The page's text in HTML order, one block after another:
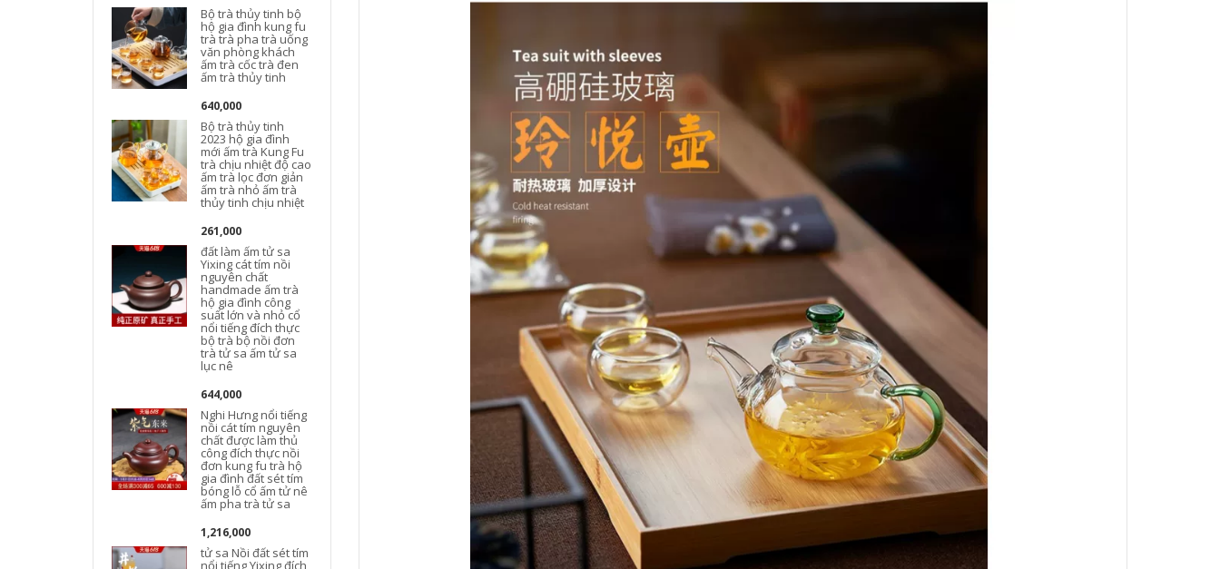
Bộ trà thủy tinh bộ
hộ gia đình kung fu
trà trà pha trà uống
văn phòng khách
ấm trà cốc trà đen
ấm trà thủy tinh
640,000
Bộ trà thủy tinh
2023 hộ gia đình
mới ấm trà Kung Fu
trà chịu nhiệt độ cao
ấm trà lọc đơn giản
ấm trà nhỏ ấm trà
thủy tinh chịu nhiệt
261,000
đất làm ấm tử sa
Yixing cát tím nồi
nguyên chất
handmade ấm trà
hộ gia đình công
suất lớn và nhỏ cổ
nổi tiếng đích thực
bộ trà bộ nồi đơn
trà tử sa ấm tử sa
lục nê
644,000
Nghi Hưng nổi tiếng
nồi cát tím nguyên
chất được làm thủ
công đích thực nồi
đơn kung fu trà hộ
gia đình đất sét tím
bóng lỗ cổ ấm tử nê
ấm pha trà tử sa
1,216,000
tử sa Nồi đất sét tím
nổi tiếng Yixing đích
ấm trà tử sa thật giả
Yixing gốc quặng cát
tím nồi, ấm trà gia
dụng thủ công nổi
tiếng, bộ ấm trà, ấm
trà Hanbian công
suất lớn đích thực
ấm tử sa chính hàng
đất làm ấm tử sa
kung fu bộ trà ấm
trà gốc khoáng đất
vật hoàng đạo Rồng
Teng Ma Yue chén
bộ trà đạo hắc tử sa
Nghi Hưng nổi tiếng
ấm trà đất sét tím
nồi nổi tiếng màu
tím đỏ son bùn Xishi
Bộ nồi hộ gia đình
ấm trà chính hãng
bộ trà đơn ấm pha
trà tử sa bộ ấm trà
tử sa
1,296,000
ấm tử nê Ấm trà đất
sét Yixing hoàn
toàn được hái bằng
đình công suất lớn
bộ ấm trà đất sét tím
có vàng và hoa bộ
trà đạo hắc tử sa ấm
pha trà đất nung
2,590,000
bo am tra tu sa
Yixing ban đầu
quặng đất sét màu
tím ấm trà nổi tiếng
nguyên chất
handmade ban đầu
quặng đất sét màu
tím món quà nhà
ấm trà vẻ đẹp vai
chén trà tử sa ấm
trà tử sa cao cấp
2,262,000
mua ấm tử sa Nghi
Hưng ban đầu
quặng cát tím nồi
nguyên chất
handmade hộ gia